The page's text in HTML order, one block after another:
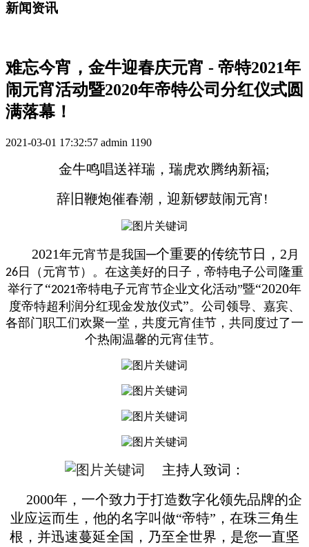
新闻资讯
难忘今宵，金牛迎春庆元宵 - 帝特2021年
闹元宵活动暨2020年帝特公司分红仪式圆
满落幕！
2021-03-01 17:32:57 admin 1190
金牛鸣唱送祥瑞，瑞虎欢腾纳新福;
辞旧鞭炮催春潮，迎新锣鼓闹元宵!
2021年元宵节是我国─个重要的传统节日，2 月
26日（元宵节）。在这美好的日子，帝特电子公司隆重
举行了“2021帝特电子元宵节企业文化活动”暨“2020年
度帝特超利润分红现金发放仪式”。公司领导、嘉宾、
各部门职工们欢聚一堂，共度元宵佳节，共同度过了一
个热闹温馨的元宵佳节。
主持人致词：
2000年，一个致力于打造数字化领先品牌的企
业应运而生，他的名字叫做“帝特”，在珠三角生
根，并迅速蔓延全国，乃至全世界，是您一直坚